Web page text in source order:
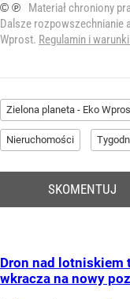
© ℗
Materiał chroniony
Dalsze rozpowszechnianie
Wprost. Regulamin i
Zielona planeta - Eko
Nieruchomości
SKOMENTUJ
Dron nad lotniskiem
wkracza na nowy